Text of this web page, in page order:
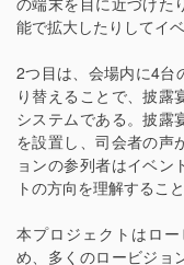
能で拡大したりしてイ
2つ目は、会場内に4台
り替えることで、披露
システムである。披露
を設置し、司会者の声
ョンの参列者はイベン
トの方向を理解するこ
本プロジェクトはロ
め、多くのロービジョ